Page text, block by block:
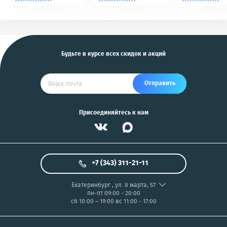
Будьте в курсе всех скидок и акций
Отправить
Присоединяйтесь к нам
+7 (343) 311-21-11
Екатеринбург, ул. 8 марта, 57
пн-пт 09:00 - 20:00
сб 10:00 – 19:00 вс 11:00 - 17:00